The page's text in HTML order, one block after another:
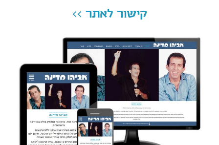
קישור לאתר >>